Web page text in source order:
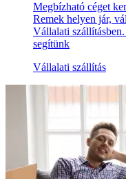
Megbízható céget
Remek helyen jár,
Vállalati
segítünk
Vállalati szállítás